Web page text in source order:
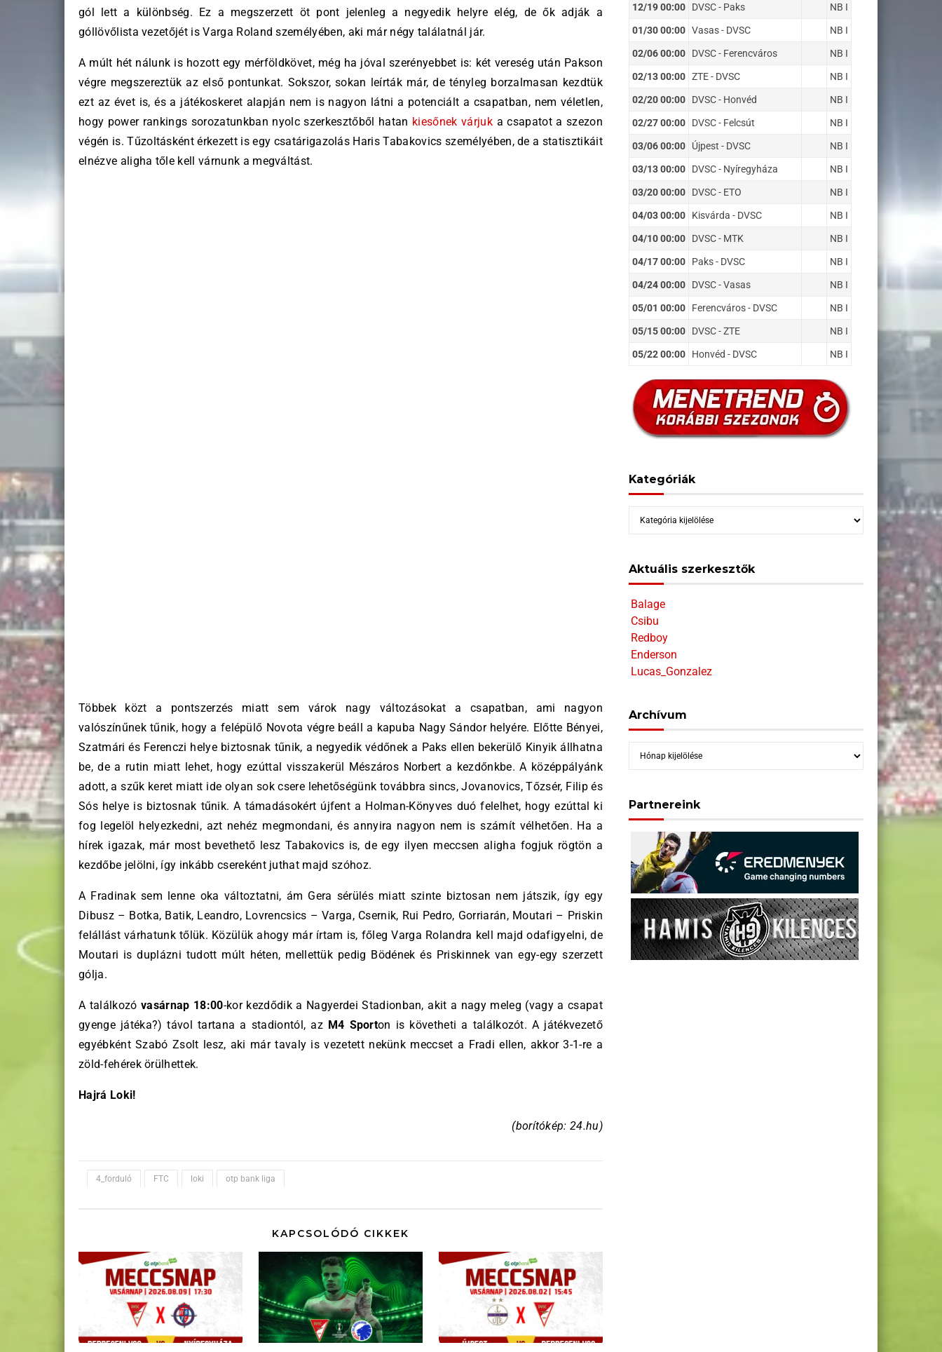
gól lett a különbség. Ez a megszerzett öt pont jelenleg a negyedik helyre elég, de ők adják a
góllövőlista vezetőjét is Varga Roland személyében, aki már négy találatnál jár.
A múlt hét nálunk is hozott egy mérföldkövet, még ha jóval szerényebbet is: két vereség után Pakson
végre megszereztük az első pontunkat. Sokszor, sokan leírták már, de tényleg borzalmasan kezdtük
ezt az évet is, és a játékoskeret alapján nem is nagyon látni a potenciált a csapatban, nem véletlen,
hogy power rankings sorozatunkban nyolc szerkesztőből hatan kiesőnek várjuk a csapatot a szezon
végén is. Tűzoltásként érkezett is egy csatárigazolás Haris Tabakovics személyében, de a statisztikáit
elnézve aligha tőle kell várnunk a megváltást.
Többek közt a pontszerzés miatt sem várok nagy változásokat a csapatban, ami nagyon
valószínűnek tűnik, hogy a felépülő Novota végre beáll a kapuba Nagy Sándor helyére. Előtte Bényei,
Szatmári és Ferenczi helye biztosnak tűnik, a negyedik védőnek a Paks ellen bekerülő Kinyik állhatna
be, de a rutin miatt lehet, hogy ezúttal visszakerül Mészáros Norbert a kezdőnkbe. A középpályánk
adott, a szűk keret miatt ide olyan sok csere lehetőségünk továbbra sincs, Jovanovics, Tőzsér, Filip és
Sós helye is biztosnak tűnik. A támadásokért újfent a Holman-Könyves duó felelhet, hogy ezúttal ki
fog legelöl helyezkedni, azt nehéz megmondani, és annyira nagyon nem is számít vélhetően. Ha a
hírek igazak, már most bevethető lesz Tabakovics is, de egy ilyen meccsen aligha fogjuk rögtön a
kezdőbe jelölni, így inkább csereként juthat majd szóhoz.
A Fradinak sem lenne oka változtatni, ám Gera sérülés miatt szinte biztosan nem játszik, így egy
Dibusz – Botka, Batik, Leandro, Lovrencsics – Varga, Csernik, Rui Pedro, Gorriarán, Moutari – Priskin
felállást várhatunk tőlük. Közülük ahogy már írtam is, főleg Varga Rolandra kell majd odafigyelni, de
Moutari is duplázni tudott múlt héten, mellettük pedig Bödének és Priskinnek van egy-egy szerzett
gólja.
A találkozóvasárnap 18:00-kor kezdődik a Nagyerdei Stadionban, akit a nagy meleg (vagy a csapat
gyenge játéka?) távol tartana a stadiontól, az M4 Sporton is követheti a találkozót. A játékvezető
egyébként Szabó Zsolt lesz, aki már tavaly is vezetett nekünk meccset a Fradi ellen, akkor 3-1-re a
zöld-fehérek örülhettek.
Hajrá Loki!
(borítókép: 24.hu)
4_forduló FTC loki otp bank liga
KAPCSOLÓDÓ CIKKEK
12/19 00:00 DVSC - Paks NB I
01/30 00:00 Vasas - DVSC NB I
02/06 00:00 DVSC - Ferencváros NB I
02/13 00:00 ZTE - DVSC NB I
02/20 00:00 DVSC - Honvéd NB I
02/27 00:00 DVSC - Felcsút NB I
03/06 00:00 Újpest - DVSC NB I
03/13 00:00 DVSC - Nyíregyháza NB I
03/20 00:00 DVSC - ETO NB I
04/03 00:00 Kisvárda - DVSC NB I
04/10 00:00 DVSC - MTK NB I
04/17 00:00 Paks - DVSC NB I
04/24 00:00 DVSC - Vasas NB I
05/01 00:00 Ferencváros - DVSC NB I
05/15 00:00 DVSC - ZTE NB I
05/22 00:00 Honvéd - DVSC NB I
Kategóriák
Kategóriák
Aktuális szerkesztők
Balage
Csibu
Redboy
Enderson
Lucas_Gonzalez
Archívum
Archívum
Partnereink